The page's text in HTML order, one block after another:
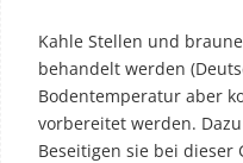
Kahle Stellen und
behandelt werden
Bodentemperatur aber
vorbereitet werden.
Beseitigen sie bei dieser